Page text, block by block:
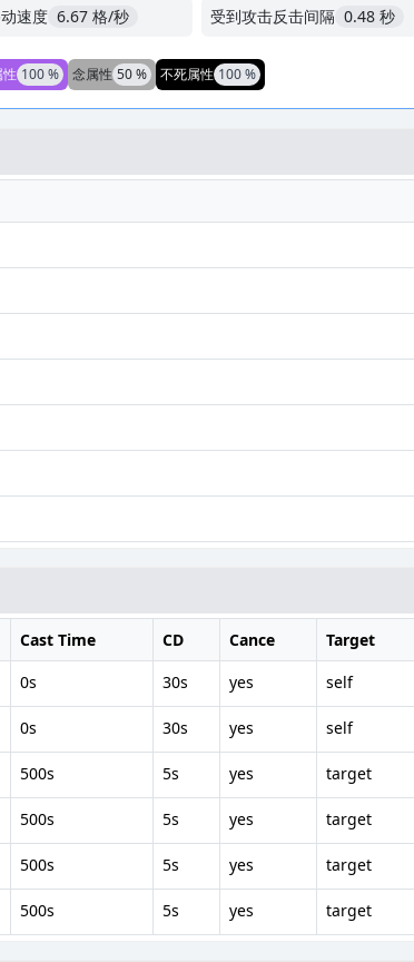
速度 6.67 格/秒 受到攻击反击间隔 0.48 秒
100 % 念属性 50 % 不死属性 100 %
Cast Time CD Cance Target
0s 30s yes self
0s 30s yes self
500s 5s yes target
500s 5s yes target
500s 5s yes target
500s 5s yes target